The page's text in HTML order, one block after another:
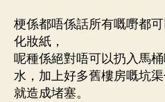
梗係都唔係話所有嘅嘢都
化妝紙，
呢種係絕對唔可以扔入馬
水，加上好多舊樓房嘅坑
就造成堵塞。